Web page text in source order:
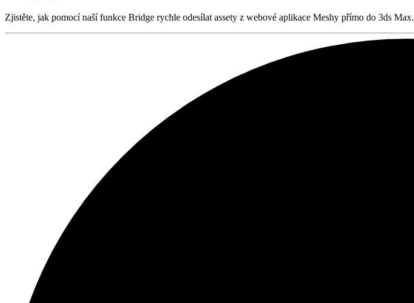
Zjistěte, jak pomocí naší funkce Bridge rychle odesílat assety z webové aplikace Meshy přímo do 3ds Max.